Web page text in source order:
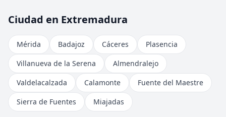
Ciudad en Extremadura
Mérida Badajoz Cáceres
Plasencia
Villanueva de la Serena
Almendralejo
Valdelacalzada
Calamonte
Fuente del Maestre
Sierra de Fuentes
Miajadas